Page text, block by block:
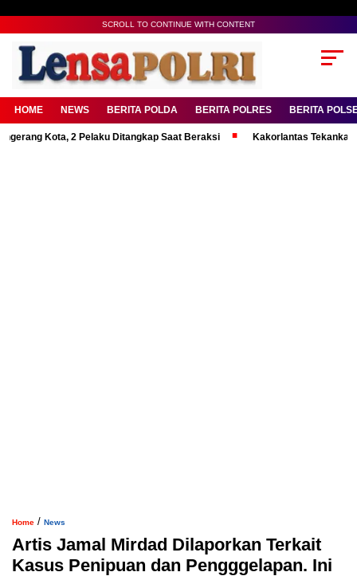
SCROLL TO CONTINUE WITH CONTENT
HOME NEWS BERITA POLDA BERITA POLRES BERITA
Kota, 2 Pelaku Ditangkap Saat Beraksi Kakorlantas Tekankan Mental
Home / News
Artis Jamal Mirdad Dilaporkan Terkait
Kasus Penipuan dan Pengggelapan. Ini